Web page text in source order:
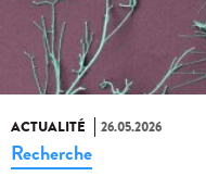
ACTUALITÉ 26.05.2026
Recherche